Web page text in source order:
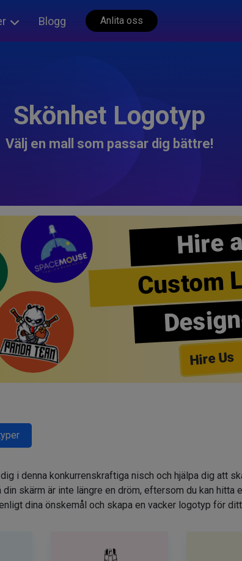
Blogg Anlita oss
Skönhet Logotyp
Välj en mall som passar dig bättre!
Hire
Custom
Hire Us
i denna konkurrenskraftiga nisch och hjälpa dig att
skärm är inte längre en dröm, eftersom du kan
dina önskemål och skapa en vacker logotyp för